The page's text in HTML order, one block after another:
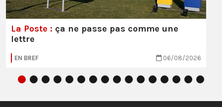
La Poste : ça ne passe pas comme une
lettre
EN BREF 06/08/2026